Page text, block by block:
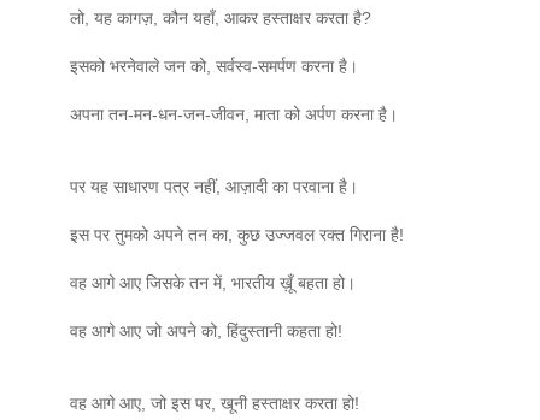
लो, यह कागज़, कौन यहॉं, आकर हस्‍ताक्षर करता है?
इसको भरनेवाले जन को, सर्वस्‍व-समर्पण करना है।
अपना तन-मन-धन-जन-जीवन, माता को अर्पण करना है।
पर यह साधारण पत्र नहीं, आज़ादी का परवाना है।
इस पर तुमको अपने तन का, कुछ उज्‍जवल रक्‍त गिराना है!
वह आगे आए जिसके तन में, भारतीय ख़ूँ बहता हो।
वह आगे आए जो अपने को, हिंदुस्‍तानी कहता हो!
वह आगे आए, जो इस पर, खूनी हस्‍ताक्षर करता हो!